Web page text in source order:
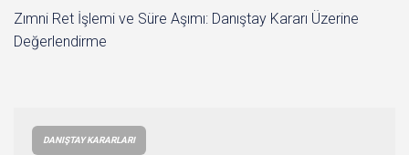
Zımni Ret İşlemi ve Süre Aşımı: Danıştay Kararı Üzerine
Değerlendirme
DANIŞTAY KARARLARI